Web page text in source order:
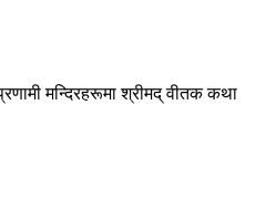
मन्दिरहरूमा श्रीमद् वीतक कथा